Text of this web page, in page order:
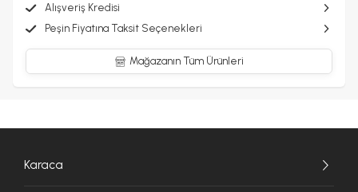
Alışveriş Kredisi
Peşin Fiyatına Taksit Seçenekleri
Mağazanın Tüm Ürünleri
Karaca